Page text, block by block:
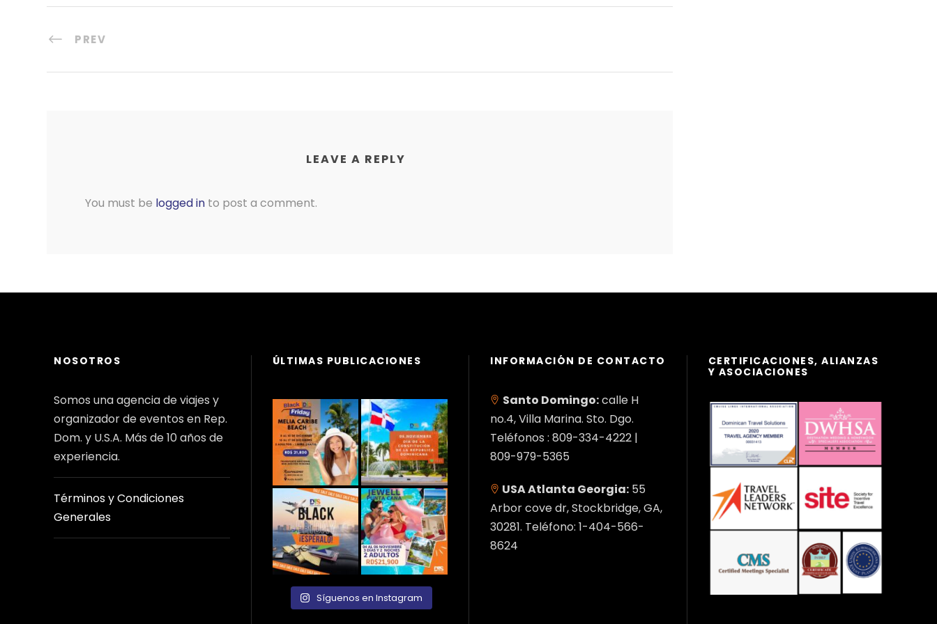
PREV
LEAVE A REPLY
You must be logged in to post a comment.
NOSOTROS
Somos una agencia de viajes y
organizador de eventos en Rep.
Dom. y U.S.A. Más de 10 años de
experiencia.
Términos y Condiciones
Generales
ÚLTIMAS PUBLICACIONES
Síguenos en Instagram
INFORMACIÓN DE CONTACTO
Santo Domingo:calle H
no.4, Villa Marina. Sto. Dgo.
Teléfonos : 809-334-4222 |
809-979-5365
USA Atlanta Georgia: 55
Arbor cove dr, Stockbridge, GA,
30281. Teléfono: 1-404-566-
8624
CERTIFICACIONES, ALIANZAS
Y ASOCIACIONES